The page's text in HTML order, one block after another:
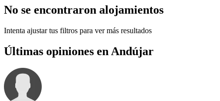
No se encontraron alojamientos
Intenta ajustar tus filtros para ver más resultados
Últimas opiniones en Andújar